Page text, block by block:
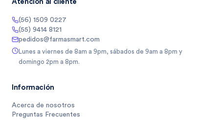
Atención al cliente
(56) 1509 0227
(55) 9414 8121
pedidos@farmasmart.com
Lunes a viernes de 8am a 9pm, sábados de 9am a 8pm y
domingo 2pm a 8pm.
Información
Acerca de nosotros
Preguntas Frecuentes